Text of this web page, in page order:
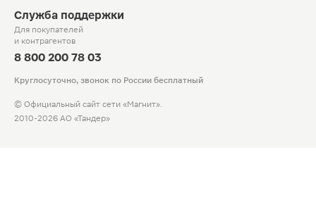
Служба поддержки
Для покупателей
и контрагентов
8 800 200 78 03
Круглосуточно, звонок по России бесплатный
© Официальный сайт сети «Магнит».
2010-2026 АО «Тандер»